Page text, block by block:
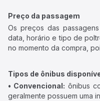
Preço da passagem
Os preços das
data, horário e tipo de
no momento da compra,
Tipos de ônibus
• Convencional: ônibus
geralmente possuem uma